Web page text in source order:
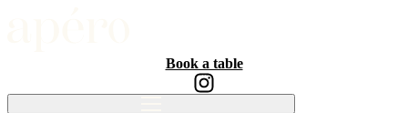
Book a table